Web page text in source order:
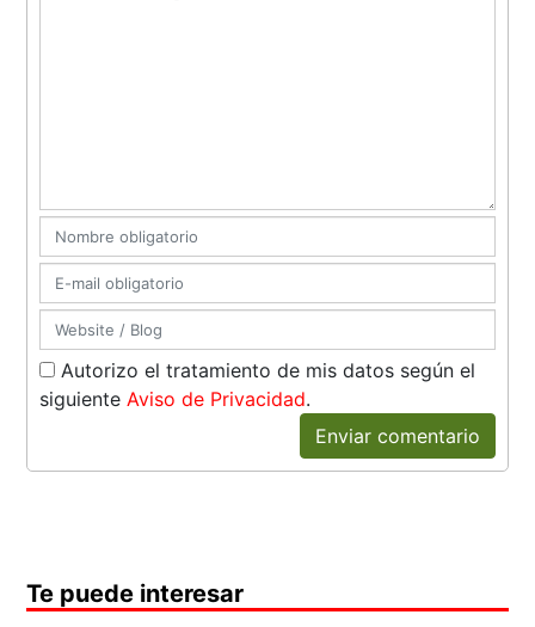
Autorizo el tratamiento de mis datos según el
siguiente Aviso de Privacidad.
Enviar comentario
Te puede interesar